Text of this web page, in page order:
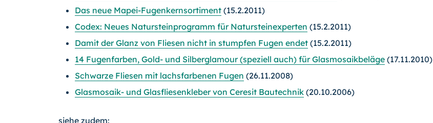
Das neue Mapei-Fugenkernsortiment (15.2.2011)
Codex: Neues Natursteinprogramm für Natursteinexperten (15.2.2011)
Damit der Glanz von Fliesen nicht in stumpfen Fugen endet (15.2.2011)
14 Fugenfarben, Gold- und Silberglamour (speziell auch) für Glasmosaikbeläge (17.11.2010)
Schwarze Fliesen mit lachsfarbenen Fugen (26.11.2008)
Glasmosaik- und Glasfliesenkleber von Ceresit Bautechnik (20.10.2006)
siehe zudem: